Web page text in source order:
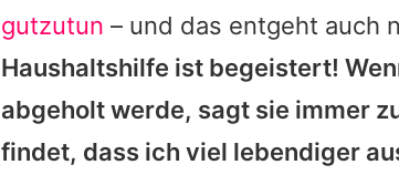
gutzutun – und das entgeht auch
Haushaltshilfe ist begeistert!
abgeholt werde, sagt sie immer
findet, dass ich viel lebendiger